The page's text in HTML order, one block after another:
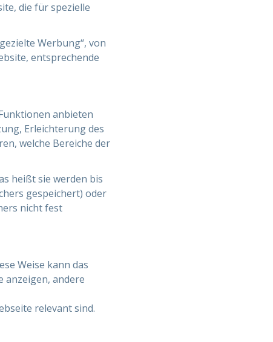
die für spezielle
Werbung“, von
entsprechende
anbieten
Erleichterung des
welche Bereiche der
heißt sie werden bis
gespeichert) oder
nicht fest
Weise kann das
anzeigen, andere
relevant sind.